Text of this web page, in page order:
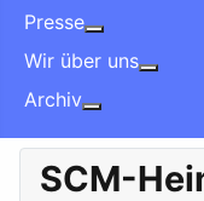
Presse
Wir über uns
Archiv
SCM-